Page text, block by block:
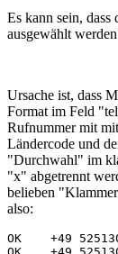
Es kann sein,
ausgewählt
Ursache ist, dass
Format im Feld
Rufnummer mit
Ländercode und
"Durchwahl" im
"x" abgetrennt
belieben
also:
OK    +49